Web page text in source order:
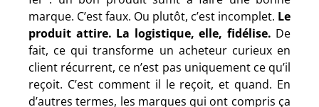
marque. C’est faux. Ou plutôt, c’est incomplet. Le
produit attire. La logistique, elle, fidélise. De
fait, ce qui transforme un acheteur curieux en
client récurrent, ce n’est pas uniquement ce qu’il
reçoit. C’est comment il le reçoit, et quand. En
d’autres termes, les marques qui ont compris ça